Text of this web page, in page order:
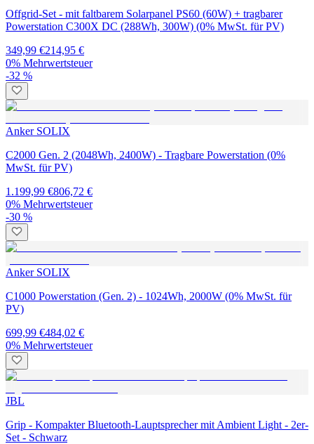
Offgrid-Set - mit faltbarem Solarpanel PS60 (60W) + tragbarer
Powerstation C300X DC (288Wh, 300W) (0% MwSt. für PV)
349,99 €214,95 €
0% Mehrwertsteuer
-32 %
Anker SOLIX
C2000 Gen. 2 (2048Wh, 2400W) - Tragbare Powerstation (0%
MwSt. für PV)
1.199,99 €806,72 €
0% Mehrwertsteuer
-30 %
Anker SOLIX
C1000 Powerstation (Gen. 2) - 1024Wh, 2000W (0% MwSt. für
PV)
699,99 €484,02 €
0% Mehrwertsteuer
JBL
Grip - Kompakter Bluetooth-Lauptsprecher mit Ambient Light - 2er-
Set - Schwarz